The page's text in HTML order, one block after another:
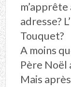
adresse?
Touquet?
A moins
Père Noël
Mais